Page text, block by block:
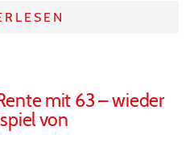
mit 63 – wieder
von